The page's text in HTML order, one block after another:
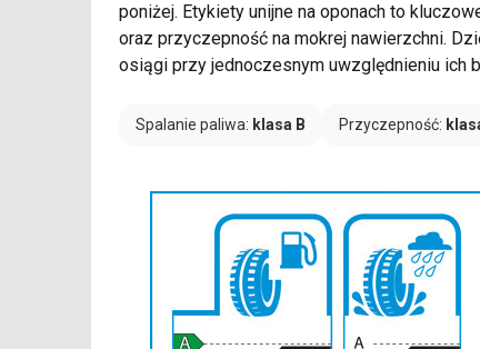
poniżej. Etykiety unijne na oponach to
oraz przyczepność na mokrej nawierzchni.
osiągi przy jednoczesnym uwzględnieniu ich
Spalanie paliwa: klasa B Przyczepność: